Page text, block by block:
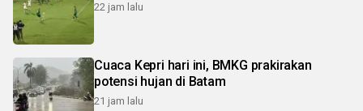
22 jam lalu
Cuaca Kepri hari ini, BMKG prakirakan
potensi hujan di Batam
21 jam lalu